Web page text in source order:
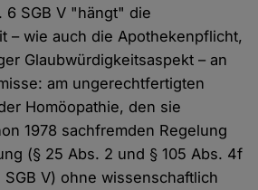
6 SGB V "hängt" die
– wie auch die Apothekenpflicht,
Glaubwürdigkeitsaspekt – an
am ungerechtfertigten
Homöopathie, den sie
1978 sachfremden Regelung
(§ 25 Abs. 2 und § 105 Abs. 4f
V) ohne wissenschaftlich